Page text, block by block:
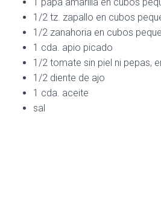
1/2 tz. zapallo en cubos
1/2 zanahoria en cubos
1 cda. apio picado
1/2 tomate sin piel ni pepas,
1/2 diente de ajo
1 cda. aceite
sal